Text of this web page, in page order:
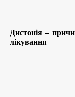
Дистонія –
лікування